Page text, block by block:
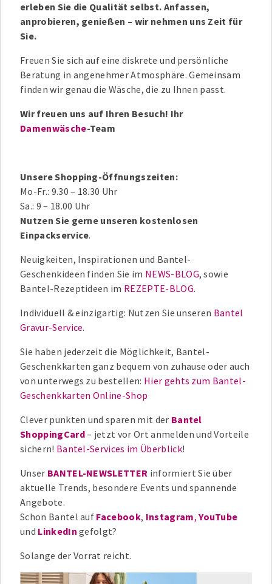
erleben Sie die Qualität selbst. Anfassen,
anprobieren, genießen – wir nehmen uns Zeit für
Sie.
Freuen Sie sich auf eine diskrete und persönliche
Beratung in angenehmer Atmosphäre. Gemeinsam
finden wir genau die Wäsche, die zu Ihnen passt.
Wir freuen uns auf Ihren Besuch! Ihr
Damenwäsche-Team
Unsere Shopping-Öffnungszeiten:
Mo-Fr.: 9.30 – 18.30 Uhr
Sa.: 9 – 18.00 Uhr
Nutzen Sie gerne unseren kostenlosen
Einpackservice.
Neuigkeiten, Inspirationen und Bantel-
Geschenkideen finden Sie im NEWS-BLOG, sowie
Bantel-Rezeptideen im REZEPTE-BLOG.
Individuell & einzigartig: Nutzen Sie unseren Bantel
Gravur-Service.
Sie haben jederzeit die Möglichkeit, Bantel-
Geschenkkarten ganz bequem von zuhause oder auch
von unterwegs zu bestellen: Hier gehts zum Bantel-
Geschenkkarten Online-Shop
Clever punkten und sparen mit der Bantel
ShoppingCard– jetzt vor Ort anmelden und Vorteile
sichern! Bantel-Services im Überblick!
Unser BANTEL-NEWSLETTER informiert Sie über
aktuelle Trends, besondere Events und spannende
Angebote.
Schon Bantel auf Facebook, Instagram,YouTube
und LinkedIn gefolgt?
Solange der Vorrat reicht.